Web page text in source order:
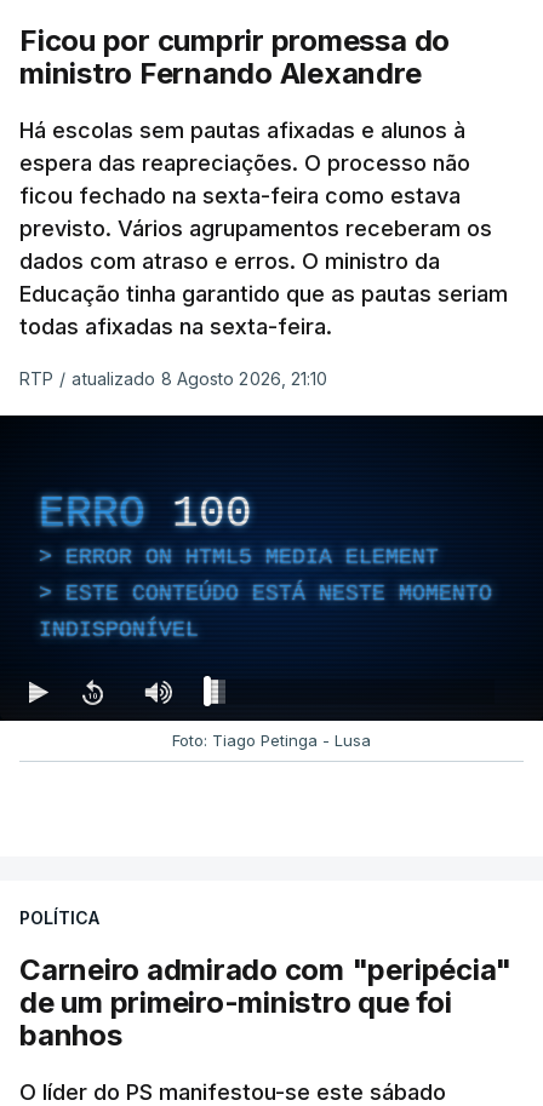
Ficou por cumprir promessa do
ministro Fernando Alexandre
Há escolas sem pautas afixadas e alunos à
espera das reapreciações. O processo não
ficou fechado na sexta-feira como estava
previsto. Vários agrupamentos receberam os
dados com atraso e erros. O ministro da
Educação tinha garantido que as pautas seriam
todas afixadas na sexta-feira.
RTP / atualizado 8 Agosto 2026, 21:10
ERRO 100
ERROR ON HTML5 MEDIA ELEMENT
ESTE CONTEÚDO ESTÁ NESTE MOMENTO
INDISPONÍVEL
Foto: Tiago Petinga - Lusa
POLÍTICA
Carneiro admirado com "peripécia"
de um primeiro-ministro que foi
banhos
O líder do PS manifestou-se este sábado